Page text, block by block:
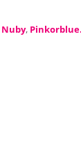
Nuby,